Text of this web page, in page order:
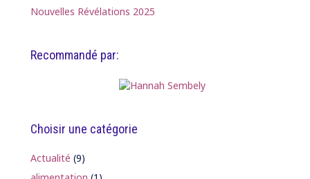
Nouvelles Révélations 2025
Recommandé par:
Choisir une catégorie
Actualité (9)